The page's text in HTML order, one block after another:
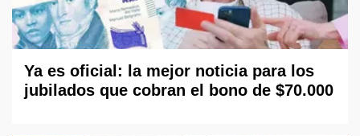
Ya es oficial: la mejor noticia para los
jubilados que cobran el bono de $70.000